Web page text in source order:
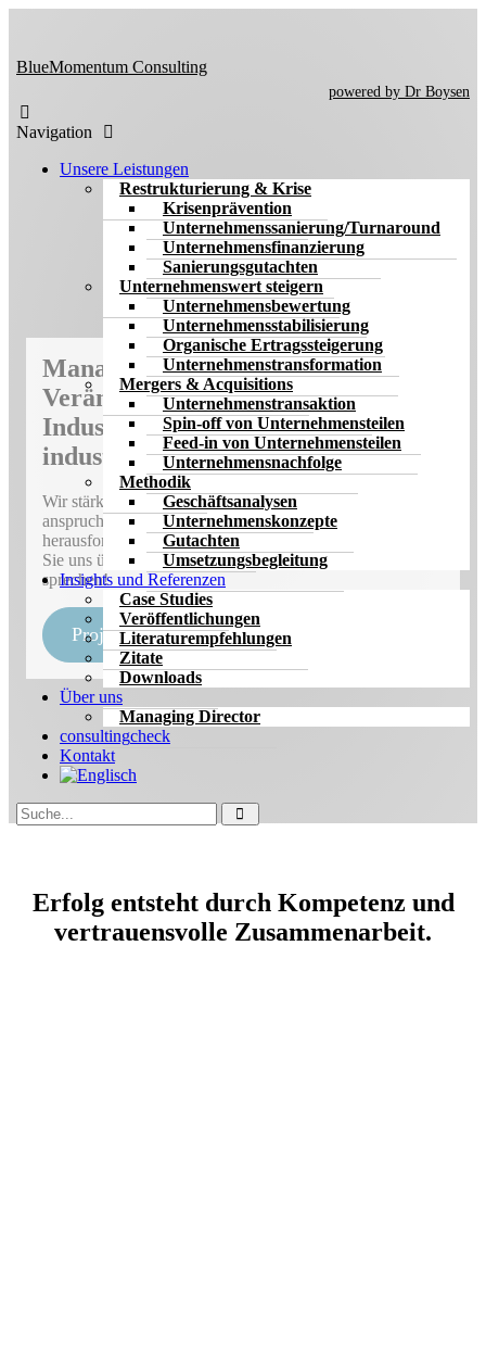
content
BlueMomentum Consulting
powered by Dr Boysen
Navigation
Unsere Leistungen
Restrukturierung & Krise
Krisenprävention
Unternehmenssanierung/Turnaround
Unternehmens­finanzierung
Sanierungsgutachten
Unternehmenswert steigern
Unternehmensbewertung
Unternehmensstabilisierung
Organische Ertragssteigerung
Unternehmenstransformation
Mergers & Acquisitions
Unternehmenstransaktion
Spin-off von Unternehmensteilen
Feed-in von Unternehmensteilen
Unternehmensnachfolge
Methodik
Geschäftsanalysen
Unternehmenskonzepte
Gutachten
Umsetzungsbegleitung
Insights und Referenzen
Case Studies
Veröffentlichungen
Literaturempfehlungen
Zitate
Downloads
Über uns
Managing Director
consultingcheck
Kontakt
Management von komplexen
Veränderungs­prozessen für
Industrie­unternehmen und
industrienahe Dienstleister
Wir stärken Sie und Ihr Unternehmen dabei,
anspruchsvolle Veränderungsprojekte zu bewältigen und
herausfordernde Phasen erfolgreich zu meistern. Lassen
Sie uns über Ihre unternehmerische Herausforderung
sprechen!
Projekt unverbindlich besprechen
Erfolg entsteht durch Kompetenz und
vertrauensvolle Zusammenarbeit.